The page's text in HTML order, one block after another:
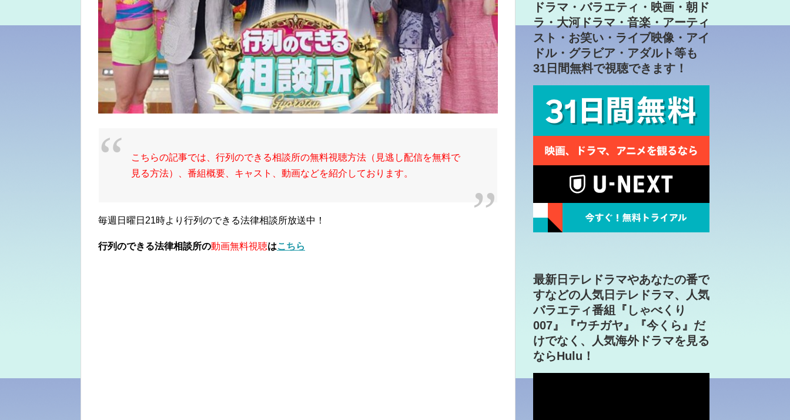
こちらの記事では、行列のできる相談所の無料視聴方法（見逃し配信を無料で
見る方法）、番組概要、キャスト、動画などを紹介しております。
毎週日曜日21時より行列のできる法律相談所放送中！
行列のできる法律相談所の動画無料視聴はこちら
ドラマ・バラエティ・映画・朝ド
ラ・大河ドラマ・音楽・アーティ
スト・お笑い・ライブ映像・アイ
ドル・グラビア・アダルト等も
31日間無料で視聴できます！
最新日テレドラマやあなたの番で
すなどの人気日テレドラマ、人気
バラエティ番組『しゃべくり
007』『ウチガヤ』『今くら』だ
けでなく、人気海外ドラマを見る
ならHulu！